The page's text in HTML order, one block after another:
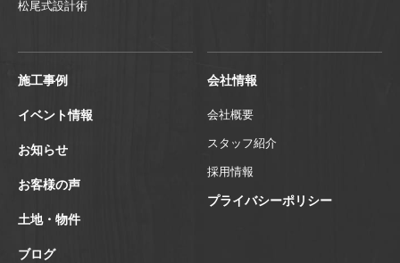
松尾式設計術
施工事例
イベント情報
お知らせ
お客様の声
土地・物件
ブログ
会社情報
会社概要
スタッフ紹介
採用情報
プライバシーポリシー